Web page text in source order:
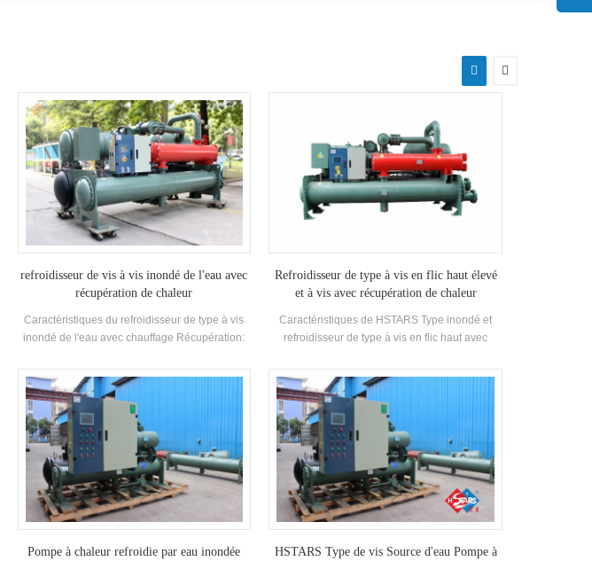
refroidisseur de vis à vis inondé de l'eau avec
récupération de chaleur
Caractéristiques du refroidisseur de type à vis
inondé de l'eau avec chauffage Récupération:
consommation d'énergie inférieure que Sec
Type.
Refroidisseur de type à vis en flic haut élevé
et à vis avec récupération de chaleur
Caractéristiques de HSTARS Type inondé et
refroidisseur de type à vis en flic haut avec
avec10% à15% consommation d'énergie
inférieure que Sec Type.
Pompe à chaleur refroidie par eau inondée
HSTARS Type de vis Source d'eau Pompe à